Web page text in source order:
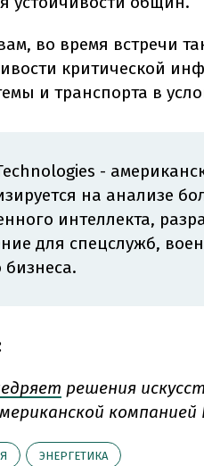
во время встречи
критической
и транспорта в
-
на анализе
интеллекта,
для спецслужб,
бизнеса.
решения
компанией
ЭНЕРГЕТИКА